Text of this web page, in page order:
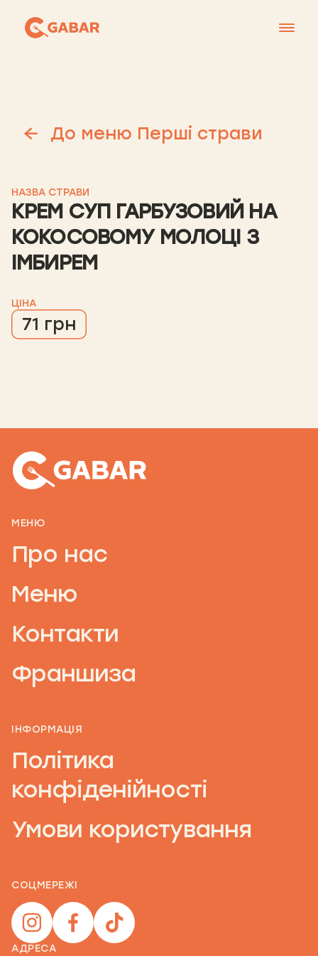
Франшиза
До меню Перші страви
НАЗВА СТРАВИ
КРЕМ СУП ГАРБУЗОВИЙ НА
КОКОСОВОМУ МОЛОЦІ З
ІМБИРЕМ
ЦІНА
71 грн
МЕНЮ
Про нас
Меню
Контакти
Франшиза
ІНФОРМАЦІЯ
Політика
конфіденійності
Умови користування
СОЦМЕРЕЖІ
АДРЕСА